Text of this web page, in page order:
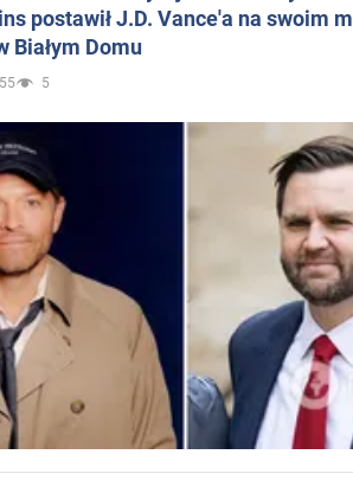
postawił J.D. Vance'a na swoim
Białym Domu
5